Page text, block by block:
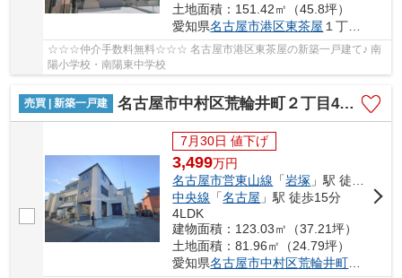
土地面積：151.42㎡（45.8坪）
愛知県名古屋市港区東茶屋 １丁目380
☆☆☆仲介手数料無料☆☆☆ 名古屋市港区東茶屋の新築一戸建て♪ 南
陽小学校・南陽東中学校
売買 | 新築一戸建 名古屋市中村区荒輪井町２丁目40-1【仲介手数料無料】新築一戸建て 1号棟
7月30日 値下げ
3,499万円
名古屋市営東山線 「岩塚 」駅 徒歩24分
中央線 「名古屋 」駅 徒歩15分
4LDK
建物面積：123.03㎡（37.21坪）
土地面積：81.96㎡（24.79坪）
愛知県名古屋市中村区荒輪井町